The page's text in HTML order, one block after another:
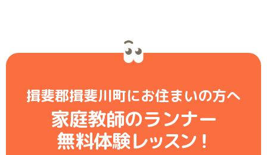
揖斐郡揖斐川町にお住まいの方へ
家庭教師のランナー
無料体験レッスン！